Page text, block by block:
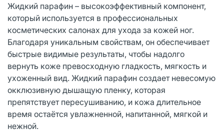
Жидкий парафин – высокоэффективный компонент,
который используется в профессиональных
косметических салонах для ухода за кожей ног.
Благодаря уникальным свойствам, он обеспечивает
быстрые видимые результаты, чтобы надолго
вернуть коже превосходную гладкость, мягкость и
ухоженный вид. Жидкий парафин создает невесомую
окклюзивную дышащую пленку, которая
препятствует пересушиванию, и кожа длительное
время остаётся увлажненной, напитанной, мягкой и
нежной.